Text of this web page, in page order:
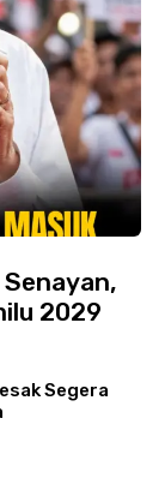
2029
Segera